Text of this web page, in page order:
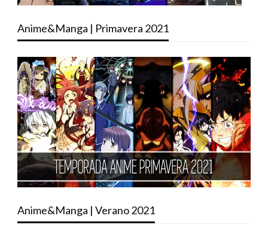
Anime&Manga | Primavera 2021
Anime&Manga | Verano 2021